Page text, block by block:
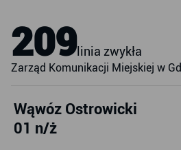
209 linia zwykła
Zarząd Komunikacji Miejskiej w
Wąwóz Ostrowicki
01 n/ż